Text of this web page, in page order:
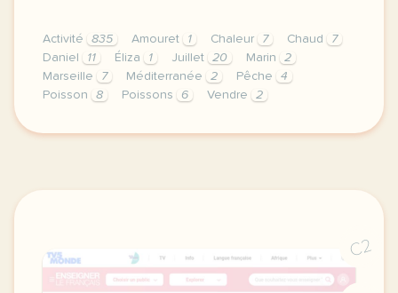
Activité 835 Amouret 1 Chaleur 7 Chaud
7
Daniel
11 Éliza 1 Juillet 20 Marin
2
Marseille
7 Méditerranée 2 Pêche
4
Poisson
8 Poissons 6 Vendre 2
exercice a2 grosse chaleur en mer mediterranee
C2